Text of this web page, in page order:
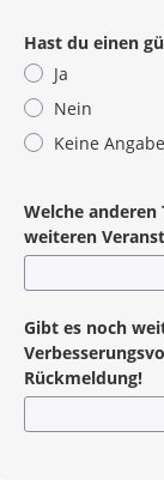
Hast du einen
Ja
Nein
Keine Angabe
Welche
weiteren
Gibt es noch
Rückmeldung!